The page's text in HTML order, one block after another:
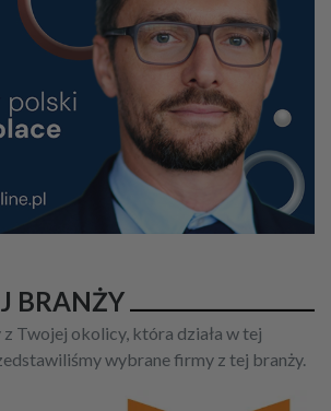
BRANŻY
Twojej okolicy, która działa w tej
wybrane firmy z tej branży.